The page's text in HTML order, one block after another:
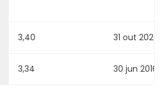
3,40 31 out 2022
3,34 30 jun 2016